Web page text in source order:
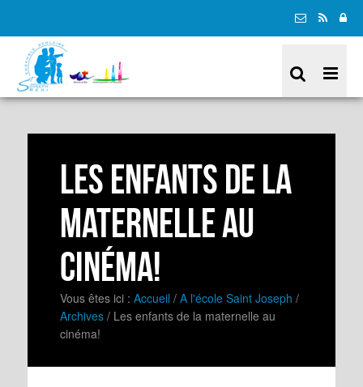
Les enfants de la
maternelle au
cinéma!
Vous êtes ici : Accueil / A l'école Saint Joseph /
Archives / Les enfants de la maternelle au
cinéma!